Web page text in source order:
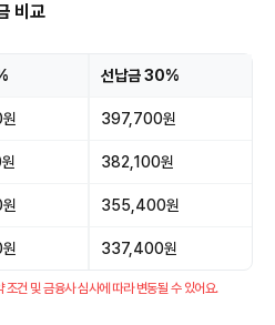
비교
선납금 30%
397,700원
382,100원
355,400원
337,400원
건 및 금융사 심사에 따라 변동될 수 있어요.